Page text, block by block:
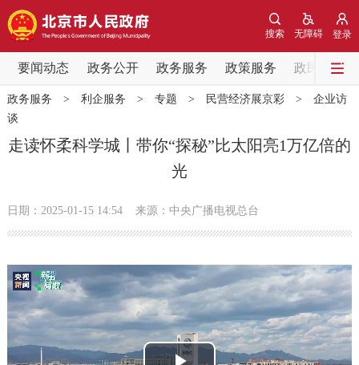
登录
无障碍
搜索
要闻动态 政务公开 政务服务 政策服务 政民互动
要闻动态
党中央精神 国务院信息 中央部委动态
北京要闻 会议信息 部门动态
市领导 机构职能 政策服务
政策兑现 政策解读 回应关切
政务服务 > 利企服务 > 专题 > 民营经济展京彩> 企业访
谈
走读怀柔科学城丨带你“探秘”比太阳亮1万亿倍的
光
日期：2025-01-15 14:54 来源：中央广播电视总台